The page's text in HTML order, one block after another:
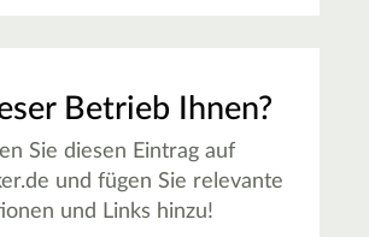
Betrieb Ihnen?
Sie diesen Eintrag auf
und fügen Sie relevante
und Links hinzu!